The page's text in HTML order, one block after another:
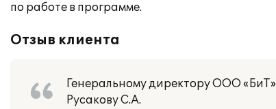
по работе в программе.
Отзыв клиента
Генеральному директору ООО «БиТ»
Русакову С.А.